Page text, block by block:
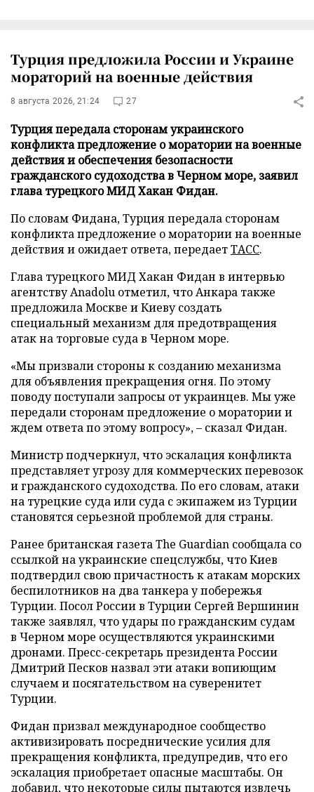
Турция предложила России и Украине
мораторий на военные действия
8 августа 2026, 21:24 27
Турция передала сторонам украинского
конфликта предложение о моратории на военные
действия и обеспечения безопасности
гражданского судоходства в Черном море, заявил
глава турецкого МИД Хакан Фидан.
По словам Фидана, Турция передала сторонам
конфликта предложение о моратории на военные
действия и ожидает ответа, передаетТАСС.
Глава турецкого МИД Хакан Фидан в интервью
агентству Anadolu отметил, что Анкара также
предложила Москве и Киеву создать
специальный механизм для предотвращения
атак на торговые суда в Черном море.
«Мы призвали стороны к созданию механизма
для объявления прекращения огня. По этому
поводу поступали запросы от украинцев. Мы уже
передали сторонам предложение о моратории и
ждем ответа по этому вопросу», – сказал Фидан.
Министр подчеркнул, что эскалация конфликта
представляет угрозу для коммерческих перевозок
и гражданского судоходства. По его словам, атаки
на турецкие суда или суда с экипажем из Турции
становятся серьезной проблемой для страны.
Ранее британская газета The Guardian сообщала со
ссылкой на украинские спецслужбы, что Киев
подтвердил свою причастность к атакам морских
беспилотников на два танкера у побережья
Турции. Посол России в Турции Сергей Вершинин
также заявлял, что удары по гражданским судам
в Черном море осуществляются украинскими
дронами. Пресс-секретарь президента России
Дмитрий Песков назвал эти атаки вопиющим
случаем и посягательством на суверенитет
Турции.
Фидан призвал международное сообщество
активизировать посреднические усилия для
прекращения конфликта, предупредив, что его
эскалация приобретает опасные масштабы. Он
добавил, что некоторые силы пытаются извлечь